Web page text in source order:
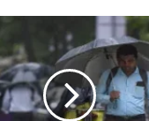
भी जाती है। सत्ता के दबाव में
से मिलने से रोक रही है,
की रक्षा करना है।इधर,
पर कानून-व्यवस्था
नेताओं की गतिविधियों पर